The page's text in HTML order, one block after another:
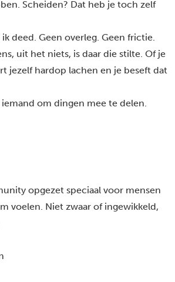
Scheiden? Dat heb je toch zelf
deed. Geen overleg. Geen frictie.
uit het niets, is daar die stilte. Of je
jezelf hardop lachen en je beseft dat
om dingen mee te delen.
opgezet speciaal voor mensen
voelen. Niet zwaar of ingewikkeld,